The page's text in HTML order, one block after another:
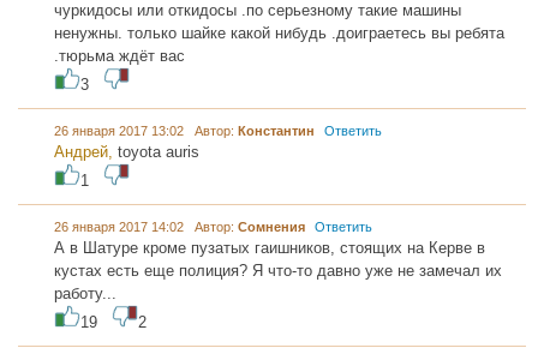
чуркидосы или откидосы .по серьезному такие машины
ненужны. только шайке какой нибудь .доиграетесь вы ребята
.тюрьма ждёт вас
3
26 января 2017 13:02 Автор: Константин Ответить
Андрей, toyota auris
1
26 января 2017 14:02 Автор: Сомнения Ответить
А в Шатуре кроме пузатых гаишников, стоящих на Керве в
кустах есть еще полиция? Я что-то давно уже не замечал их
работу...
19
2